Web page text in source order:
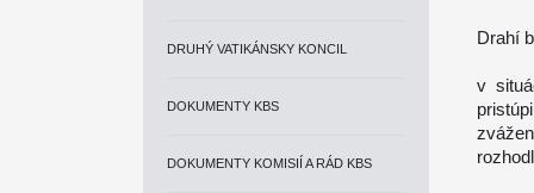
DRUHÝ VATIKÁNSKY KONCIL
DOKUMENTY KBS
DOKUMENTY KOMISIÍ A RÁD KBS
Drahí
v